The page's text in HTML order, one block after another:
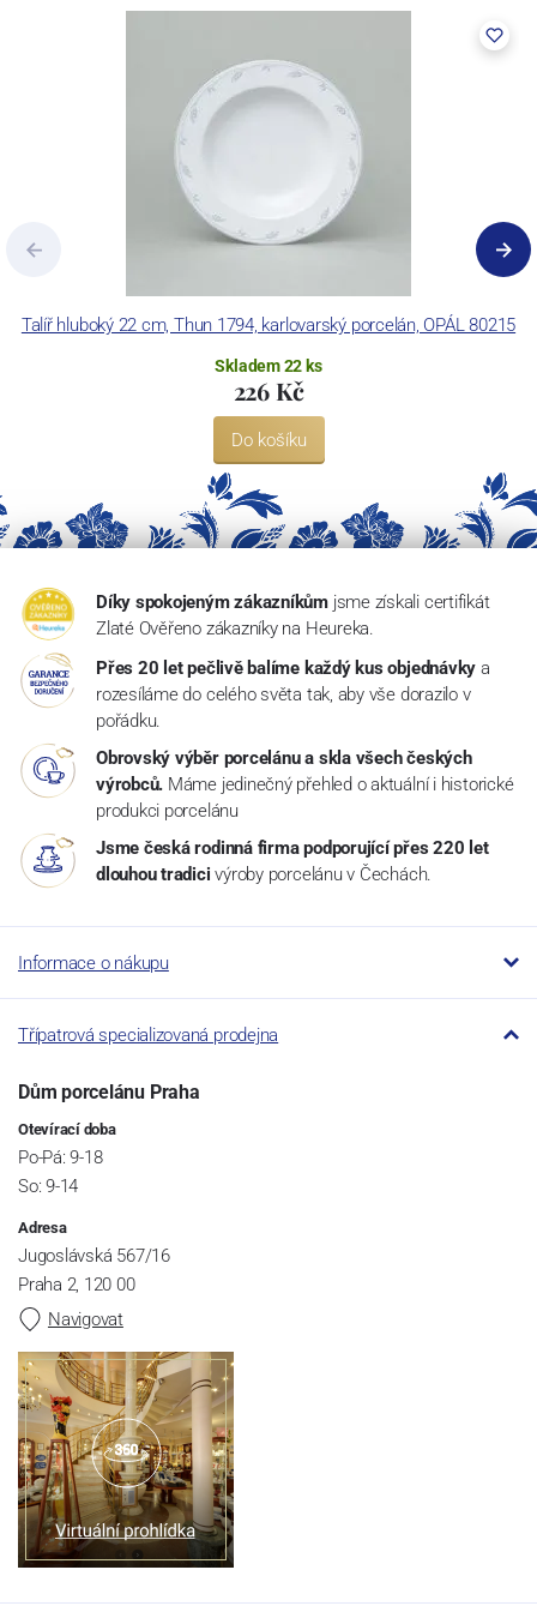
pecemi a vtavnou dekorační pecí. Závod je schopen dekorovat své
Concordia Lesov používá ochrannou známku LC a Thun Hotel &
Talíř hluboký 22 cm, Thun 1794, karlovarský porcelán, OPÁL 80215
Skladem 22 ks
226 Kč
Do košíku
Díky spokojeným zákazníkům jsme získali certifikát
Zlaté Ověřeno zákazníky na Heureka.
Přes 20 let pečlivě balíme každý kus objednávky a
rozesíláme do celého světa tak, aby vše dorazilo v
pořádku.
Obrovský výběr porcelánu a skla všech českých
výrobců. Máme jedinečný přehled o aktuální i historické
produkci porcelánu
Jsme česká rodinná firma podporující přes 220 let
dlouhou tradici výroby porcelánu v Čechách.
Informace o nákupu
Třípatrová specializovaná prodejna
Dům porcelánu Praha
Otevírací doba
Po-Pá: 9-18
So: 9-14
Adresa
Jugoslávská 567/16
Praha 2, 120 00
Navigovat